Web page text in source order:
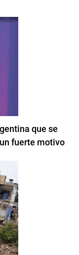
que se
fuerte motivo